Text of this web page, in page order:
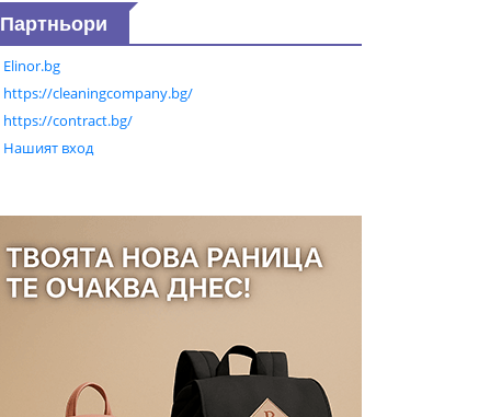
Партньори
Elinor.bg
https://cleaningcompany.bg/
https://contract.bg/
Нашият вход